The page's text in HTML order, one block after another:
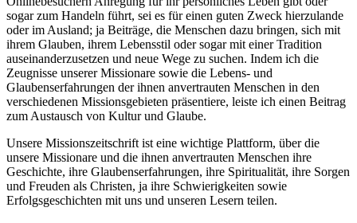
sogar zum Handeln führt, sei es für einen guten Zweck hierzulande
oder im Ausland; ja Beiträge, die Menschen dazu bringen, sich mit
ihrem Glauben, ihrem Lebensstil oder sogar mit einer Tradition
auseinanderzusetzen und neue Wege zu suchen. Indem ich die
Zeugnisse unserer Missionare sowie die Lebens- und
Glaubenserfahrungen der ihnen anvertrauten Menschen in den
verschiedenen Missionsgebieten präsentiere, leiste ich einen Beitrag
zum Austausch von Kultur und Glaube.
Unsere Missionszeitschrift ist eine wichtige Plattform, über die
unsere Missionare und die ihnen anvertrauten Menschen ihre
Geschichte, ihre Glaubenserfahrungen, ihre Spiritualität, ihre Sorgen
und Freuden als Christen, ja ihre Schwierigkeiten sowie
Erfolgsgeschichten mit uns und unseren Lesern teilen.